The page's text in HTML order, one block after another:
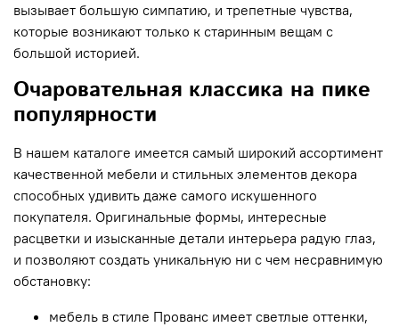
вызывает большую симпатию, и трепетные чувства,
которые возникают только к старинным вещам с
большой историей.
Очаровательная классика на пике
популярности
В нашем каталоге имеется самый широкий ассортимент
качественной мебели и стильных элементов декора
способных удивить даже самого искушенного
покупателя. Оригинальные формы, интересные
расцветки и изысканные детали интерьера радую глаз,
и позволяют создать уникальную ни с чем несравнимую
обстановку:
мебель в стиле Прованс имеет светлые оттенки,